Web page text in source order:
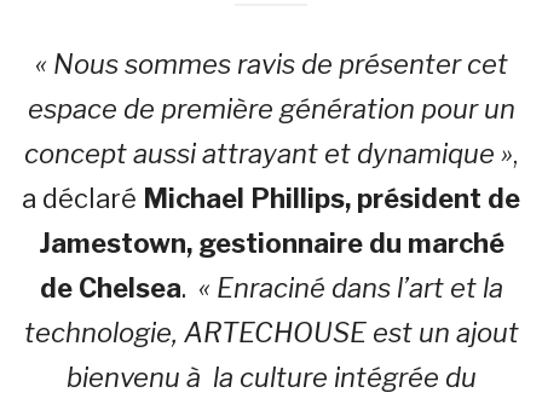
« Nous sommes ravis de présenter cet
espace de première génération pour un
concept aussi attrayant et dynamique »,
a déclaré Michael Phillips, président de
Jamestown, gestionnaire du marché
de Chelsea. « Enraciné dans l’art et la
technologie, ARTECHOUSE est un ajout
bienvenu à la culture intégrée du